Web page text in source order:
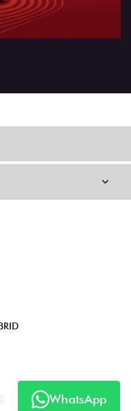
WhatsApp